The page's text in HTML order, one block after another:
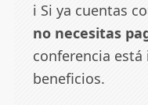
ℹ️ Si ya cuentas
no necesitas
conferencia
beneficios.